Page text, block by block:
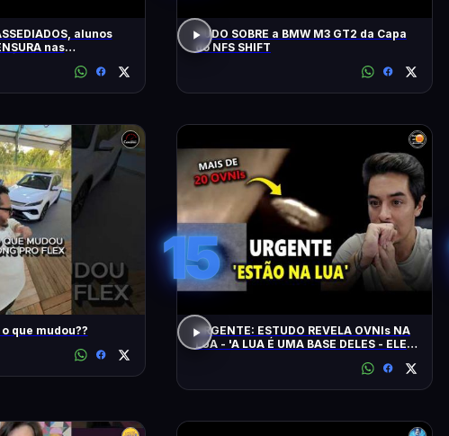
alunos
nas
TUDO SOBRE a BMW M3 GT2 da Capa
do NFS SHIFT
Pro FLEX - o que mudou??
15
URGENTE: ESTUDO REVELA OVNIs NA
LUA - 'A LUA É UMA BASE DELES - ELES